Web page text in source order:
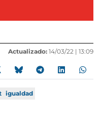
Actualizado: 14/03/22 | 13:09
igualdad